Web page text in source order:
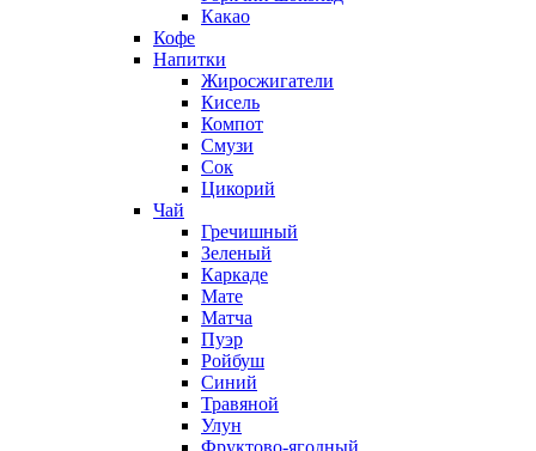
Какао
Кофе
Напитки
Жиросжигатели
Кисель
Компот
Смузи
Сок
Цикорий
Чай
Гречишный
Зеленый
Каркаде
Мате
Матча
Пуэр
Ройбуш
Синий
Травяной
Улун
Фруктово-ягодный